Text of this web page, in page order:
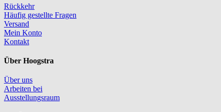
Rückkehr
Häufig gestellte Fragen
Versand
Mein Konto
Kontakt
Über Hoogstra
Über uns
Arbeiten bei
Ausstellungsraum